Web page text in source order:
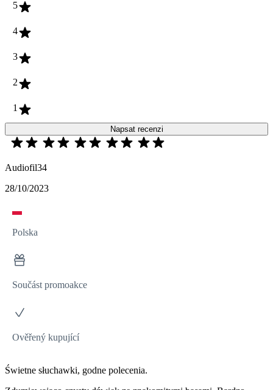
5
4
3
2
1
Napsat recenzi
Audiofil34
28/10/2023
Polska
Součást promoakce
Ověřený kupující
Świetne słuchawki, godne polecenia.